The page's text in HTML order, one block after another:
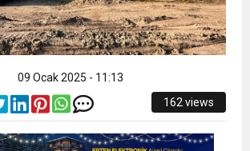
09 Ocak 2025 - 11:13
162 views